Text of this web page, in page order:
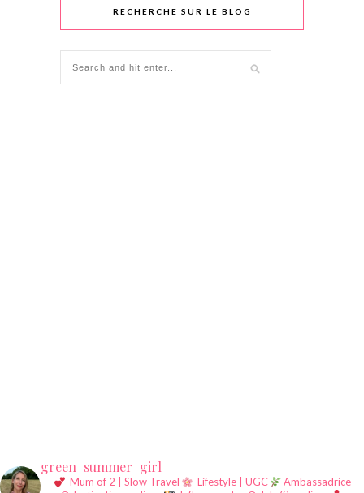
RECHERCHE SUR LE BLOG
green_summer_girl
Mum of 2 | Slow Travel Lifestyle | UGC
Ambassadrice